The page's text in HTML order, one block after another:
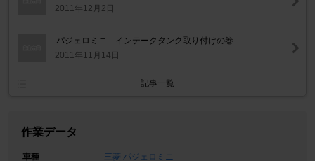
2011年12月2日
パジェロミニ インテークタンク取り付けの巻
2011年11月14日
記事一覧
作業データ
車種
三菱 パジェロミニ